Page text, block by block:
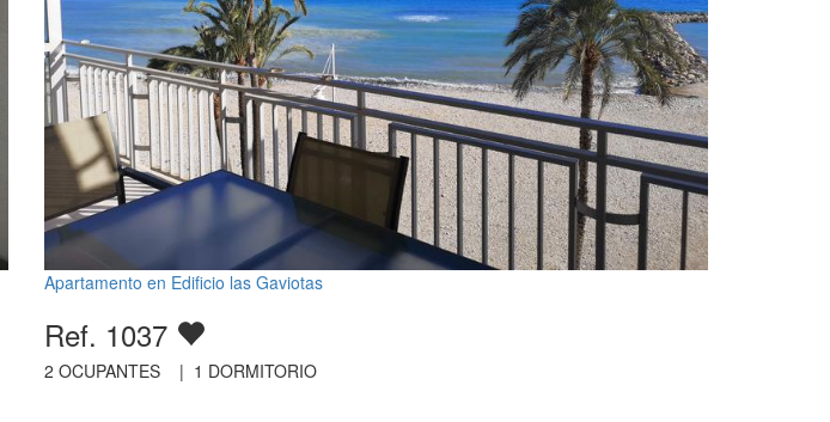
Apartamento en Edificio las Gaviotas
Ref. 1037
2 OCUPANTES | 1 DORMITORIO